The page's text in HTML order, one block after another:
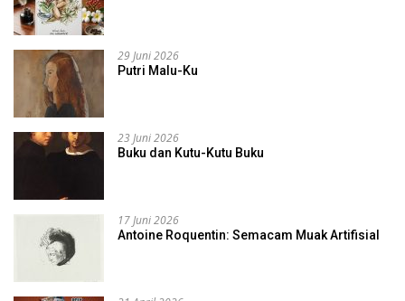
29 Juni 2026
Putri Malu-Ku
23 Juni 2026
Buku dan Kutu-Kutu Buku
17 Juni 2026
Antoine Roquentin: Semacam Muak Artifisial